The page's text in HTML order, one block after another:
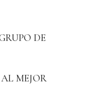
DE
MEJOR